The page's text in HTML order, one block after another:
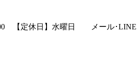
【定休日】水曜日
メール･LINE